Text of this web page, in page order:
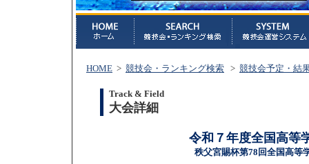
HOME > 競技会・ランキング検索 > 競技会予定・結
Track & Field
大会詳細
令和７年度全国高等
秩父宮賜杯第78回全国高等